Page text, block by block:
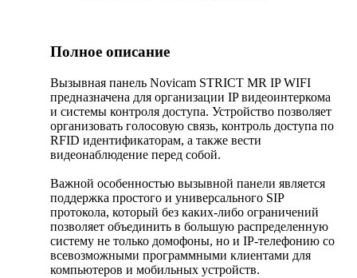
Полное описание
Вызывная панель Novicam STRICT MR IP WIFI
предназначена для организации IP видеоинтеркома
и системы контроля доступа. Устройство позволяет
организовать голосовую связь, контроль доступа по
RFID идентификаторам, а также вести
видеонаблюдение перед собой.
Важной особенностью вызывной панели является
поддержка простого и универсального SIP
протокола, который без каких-либо ограничений
позволяет объединить в большую распределенную
систему не только домофоны, но и IP-телефонию со
всевозможными программными клиентами для
компьютеров и мобильных устройств.